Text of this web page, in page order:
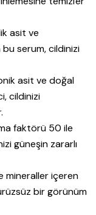
asit ve
serum, cildinizi
asit ve doğal
cildinizi
faktörü 50 ile
güneşin zararlı
mineraller içeren
bir görünüm